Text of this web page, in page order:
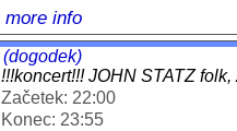
more info
(dogodek)
!!!koncert!!! JOHN STATZ folk,
Začetek: 22:00
Konec: 23:55